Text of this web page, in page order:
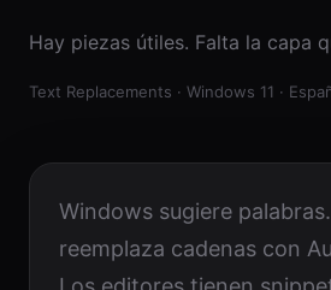
Hay piezas útiles. Falta la capa
Text Replacements · Windows 11 ·
Windows sugiere
reemplaza cadenas con